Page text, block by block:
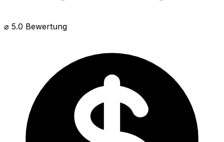
⌀ 5.0 Bewertung